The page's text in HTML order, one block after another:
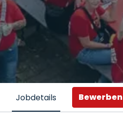
Jobdetails Bewerben